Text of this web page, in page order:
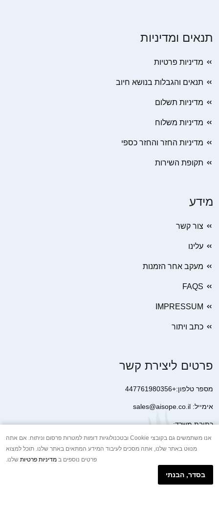
תנאים ומדיניות
מדיניות פרטיות
תנאים והגבלות בנושא חיוב
מדיניות תשלום
מדיניות משלוח
מדיניות החזר והחזר כספי
תקופת השירות
מידע
צור קשר
עלינו
מעקב אחר הזמנות
FAQS
IMPRESSUM
כתב ויתור
פרטים ליצירת קשר
מספר טלפון:+447761980356
אימייל: sales@aisope.co.il
כתובת משרד:
41 Devonshire Street Ground Floor Office 1 London W1G 7AJ
United Kingdom
+44 7410 2065017
הודעת וואטסאפ באינטרנט
אנו משתמשים גם בקובצי Cookie ובטכנולוגיות דומות למטרות פרסום וניתוח. אם אתה
מנווט באתר שלנו, אתה מסכים לעיבוד המידע המתאים באתר שלנו. תוכל למצוא
פרטים נוספים ב מדיניות פרטיות שלנו.
בסדר, הבנתי